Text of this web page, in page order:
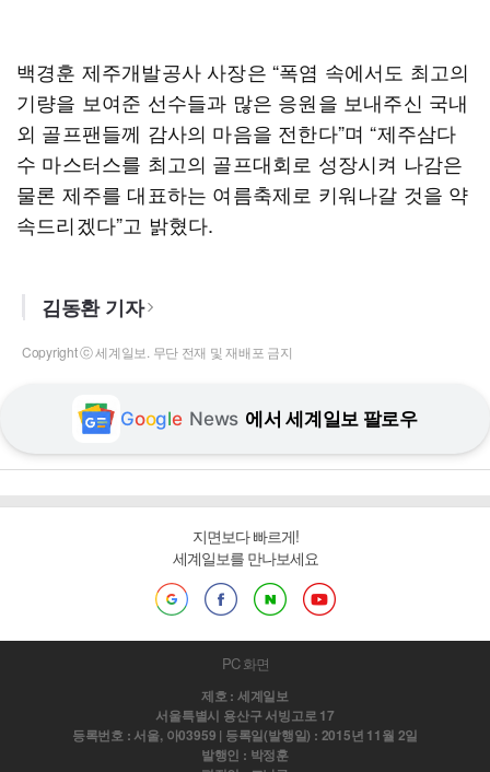
백경훈 제주개발공사 사장은 “폭염 속에서도 최고의
기량을 보여준 선수들과 많은 응원을 보내주신 국내
외 골프팬들께 감사의 마음을 전한다”며 “제주삼다
수 마스터스를 최고의 골프대회로 성장시켜 나감은
물론 제주를 대표하는 여름축제로 키워나갈 것을 약
속드리겠다”고 밝혔다.
김동환 기자
Copyright ⓒ 세계일보. 무단 전재 및 재배포 금지
Google News 에서 세계일보 팔로우
지면보다 빠르게!
세계일보를 만나보세요
PC 화면
제호 : 세계일보
서울특별시 용산구 서빙고로 17
등록번호 : 서울, 아03959 | 등록일(발행일) : 2015년 11월 2일
발행인 : 박정훈